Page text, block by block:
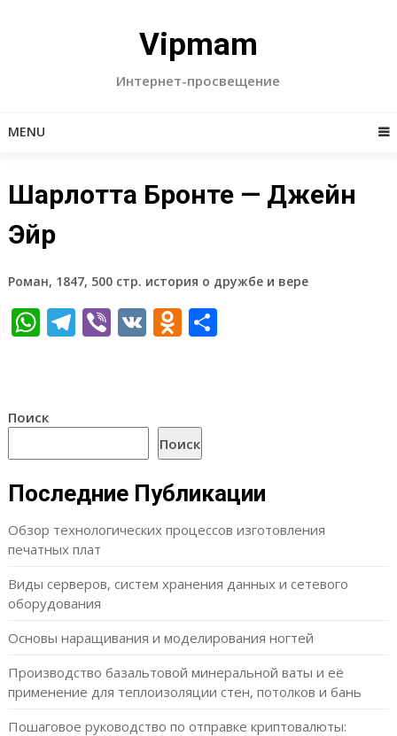
Vipmam
Интернет-просвещение
MENU
Шарлотта Бронте — Джейн
Эйр
Роман, 1847, 500 стр. история о дружбе и вере
WhatsApp
Telegram
Viber
VKOdnoklassniki
Отправить
Поиск
Поиск
Последние Публикации
Обзор технологических процессов изготовления
печатных плат
Виды серверов, систем хранения данных и сетевого
оборудования
Основы наращивания и моделирования ногтей
Производство базальтовой минеральной ваты и её
применение для теплоизоляции стен, потолков и бань
Пошаговое руководство по отправке криптовалюты: